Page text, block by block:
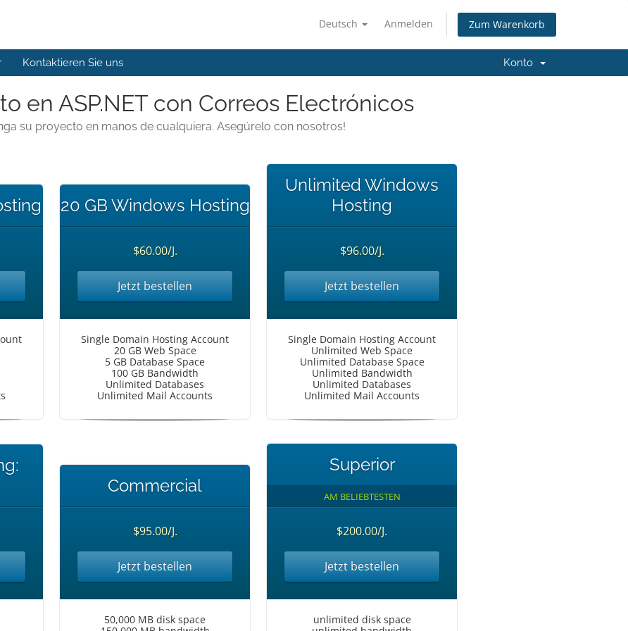
Deutsch Anmelden Zum Warenkorb
Kontaktieren Sie uns Konto
en ASP.NET con Correos Electrónicos
su proyecto en manos de cualquiera. Asegúrelo con nosotros!
20 GB Windows Hosting
$60.00/J.
Jetzt bestellen
Single Domain Hosting Account
20 GB Web Space
5 GB Database Space
100 GB Bandwidth
Unlimited Databases
Unlimited Mail Accounts
Unlimited Windows
Hosting
$96.00/J.
Jetzt bestellen
Single Domain Hosting Account
Unlimited Web Space
Unlimited Database Space
Unlimited Bandwidth
Unlimited Databases
Unlimited Mail Accounts
Commercial
$95.00/J.
Jetzt bestellen
50,000 MB disk space
Superior
AM BELIEBTESTEN
$200.00/J.
Jetzt bestellen
unlimited disk space